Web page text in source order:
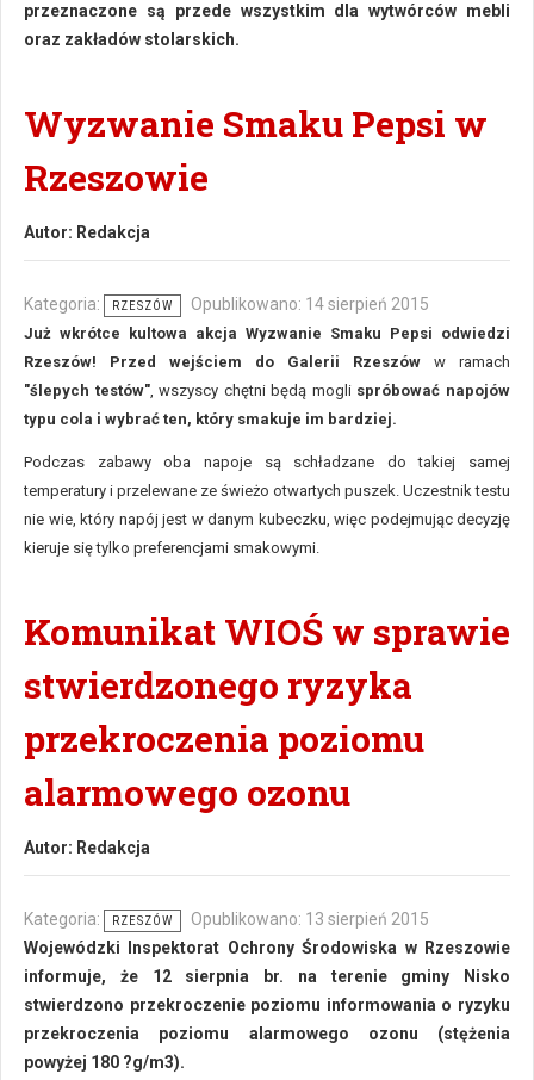
przeznaczone są przede wszystkim dla wytwórców mebli
oraz zakładów stolarskich.
Wyzwanie Smaku Pepsi w
Rzeszowie
Autor: Redakcja
Kategoria: RZESZÓW Opublikowano: 14 sierpień 2015
Już wkrótce kultowa akcja Wyzwanie Smaku Pepsi odwiedzi
Rzeszów! Przed wejściem do Galerii Rzeszów w ramach
"ślepych testów", wszyscy chętni będą mogli spróbować napojów
typu cola i wybrać ten, który smakuje im bardziej.
Podczas zabawy oba napoje są schładzane do takiej samej
temperatury i przelewane ze świeżo otwartych puszek. Uczestnik testu
nie wie, który napój jest w danym kubeczku, więc podejmując decyzję
kieruje się tylko preferencjami smakowymi.
Komunikat WIOŚ w sprawie
stwierdzonego ryzyka
przekroczenia poziomu
alarmowego ozonu
Autor: Redakcja
Kategoria: RZESZÓW
Opublikowano: 13 sierpień 2015
Wojewódzki Inspektorat Ochrony Środowiska w Rzeszowie
informuje, że 12 sierpnia br. na terenie gminy Nisko
stwierdzono przekroczenie poziomu informowania o ryzyku
przekroczenia poziomu alarmowego ozonu (stężenia
powyżej 180 ?g/m3).